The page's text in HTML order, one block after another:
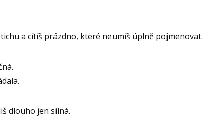
a cítíš prázdno, které neumíš úplně pojmenovat.
dlouho jen silná.